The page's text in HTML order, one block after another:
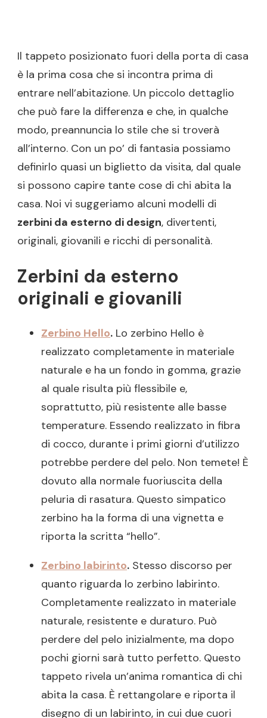
Il tappeto posizionato fuori della porta di casa
è la prima cosa che si incontra prima di
entrare nell’abitazione. Un piccolo dettaglio
che può fare la differenza e che, in qualche
modo, preannuncia lo stile che si troverà
all’interno. Con un po’ di fantasia possiamo
definirlo quasi un biglietto da visita, dal quale
si possono capire tante cose di chi abita la
casa. Noi vi suggeriamo alcuni modelli di
zerbini da esterno di design, divertenti,
originali, giovanili e ricchi di personalità.
Zerbini da esterno
originali e giovanili
Zerbino Hello. Lo zerbino Hello è
realizzato completamente in materiale
naturale e ha un fondo in gomma, grazie
al quale risulta più flessibile e,
soprattutto, più resistente alle basse
temperature. Essendo realizzato in fibra
di cocco, durante i primi giorni d’utilizzo
potrebbe perdere del pelo. Non temete! È
dovuto alla normale fuoriuscita della
peluria di rasatura. Questo simpatico
zerbino ha la forma di una vignetta e
riporta la scritta “hello”.
Zerbino labirinto. Stesso discorso per
quanto riguarda lo zerbino labirinto.
Completamente realizzato in materiale
naturale, resistente e duraturo. Può
perdere del pelo inizialmente, ma dopo
pochi giorni sarà tutto perfetto. Questo
tappeto rivela un’anima romantica di chi
abita la casa. È rettangolare e riporta il
disegno di un labirinto, in cui due cuori